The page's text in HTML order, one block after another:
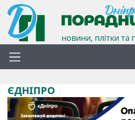
новини, плітки та
ЄДНІПРО